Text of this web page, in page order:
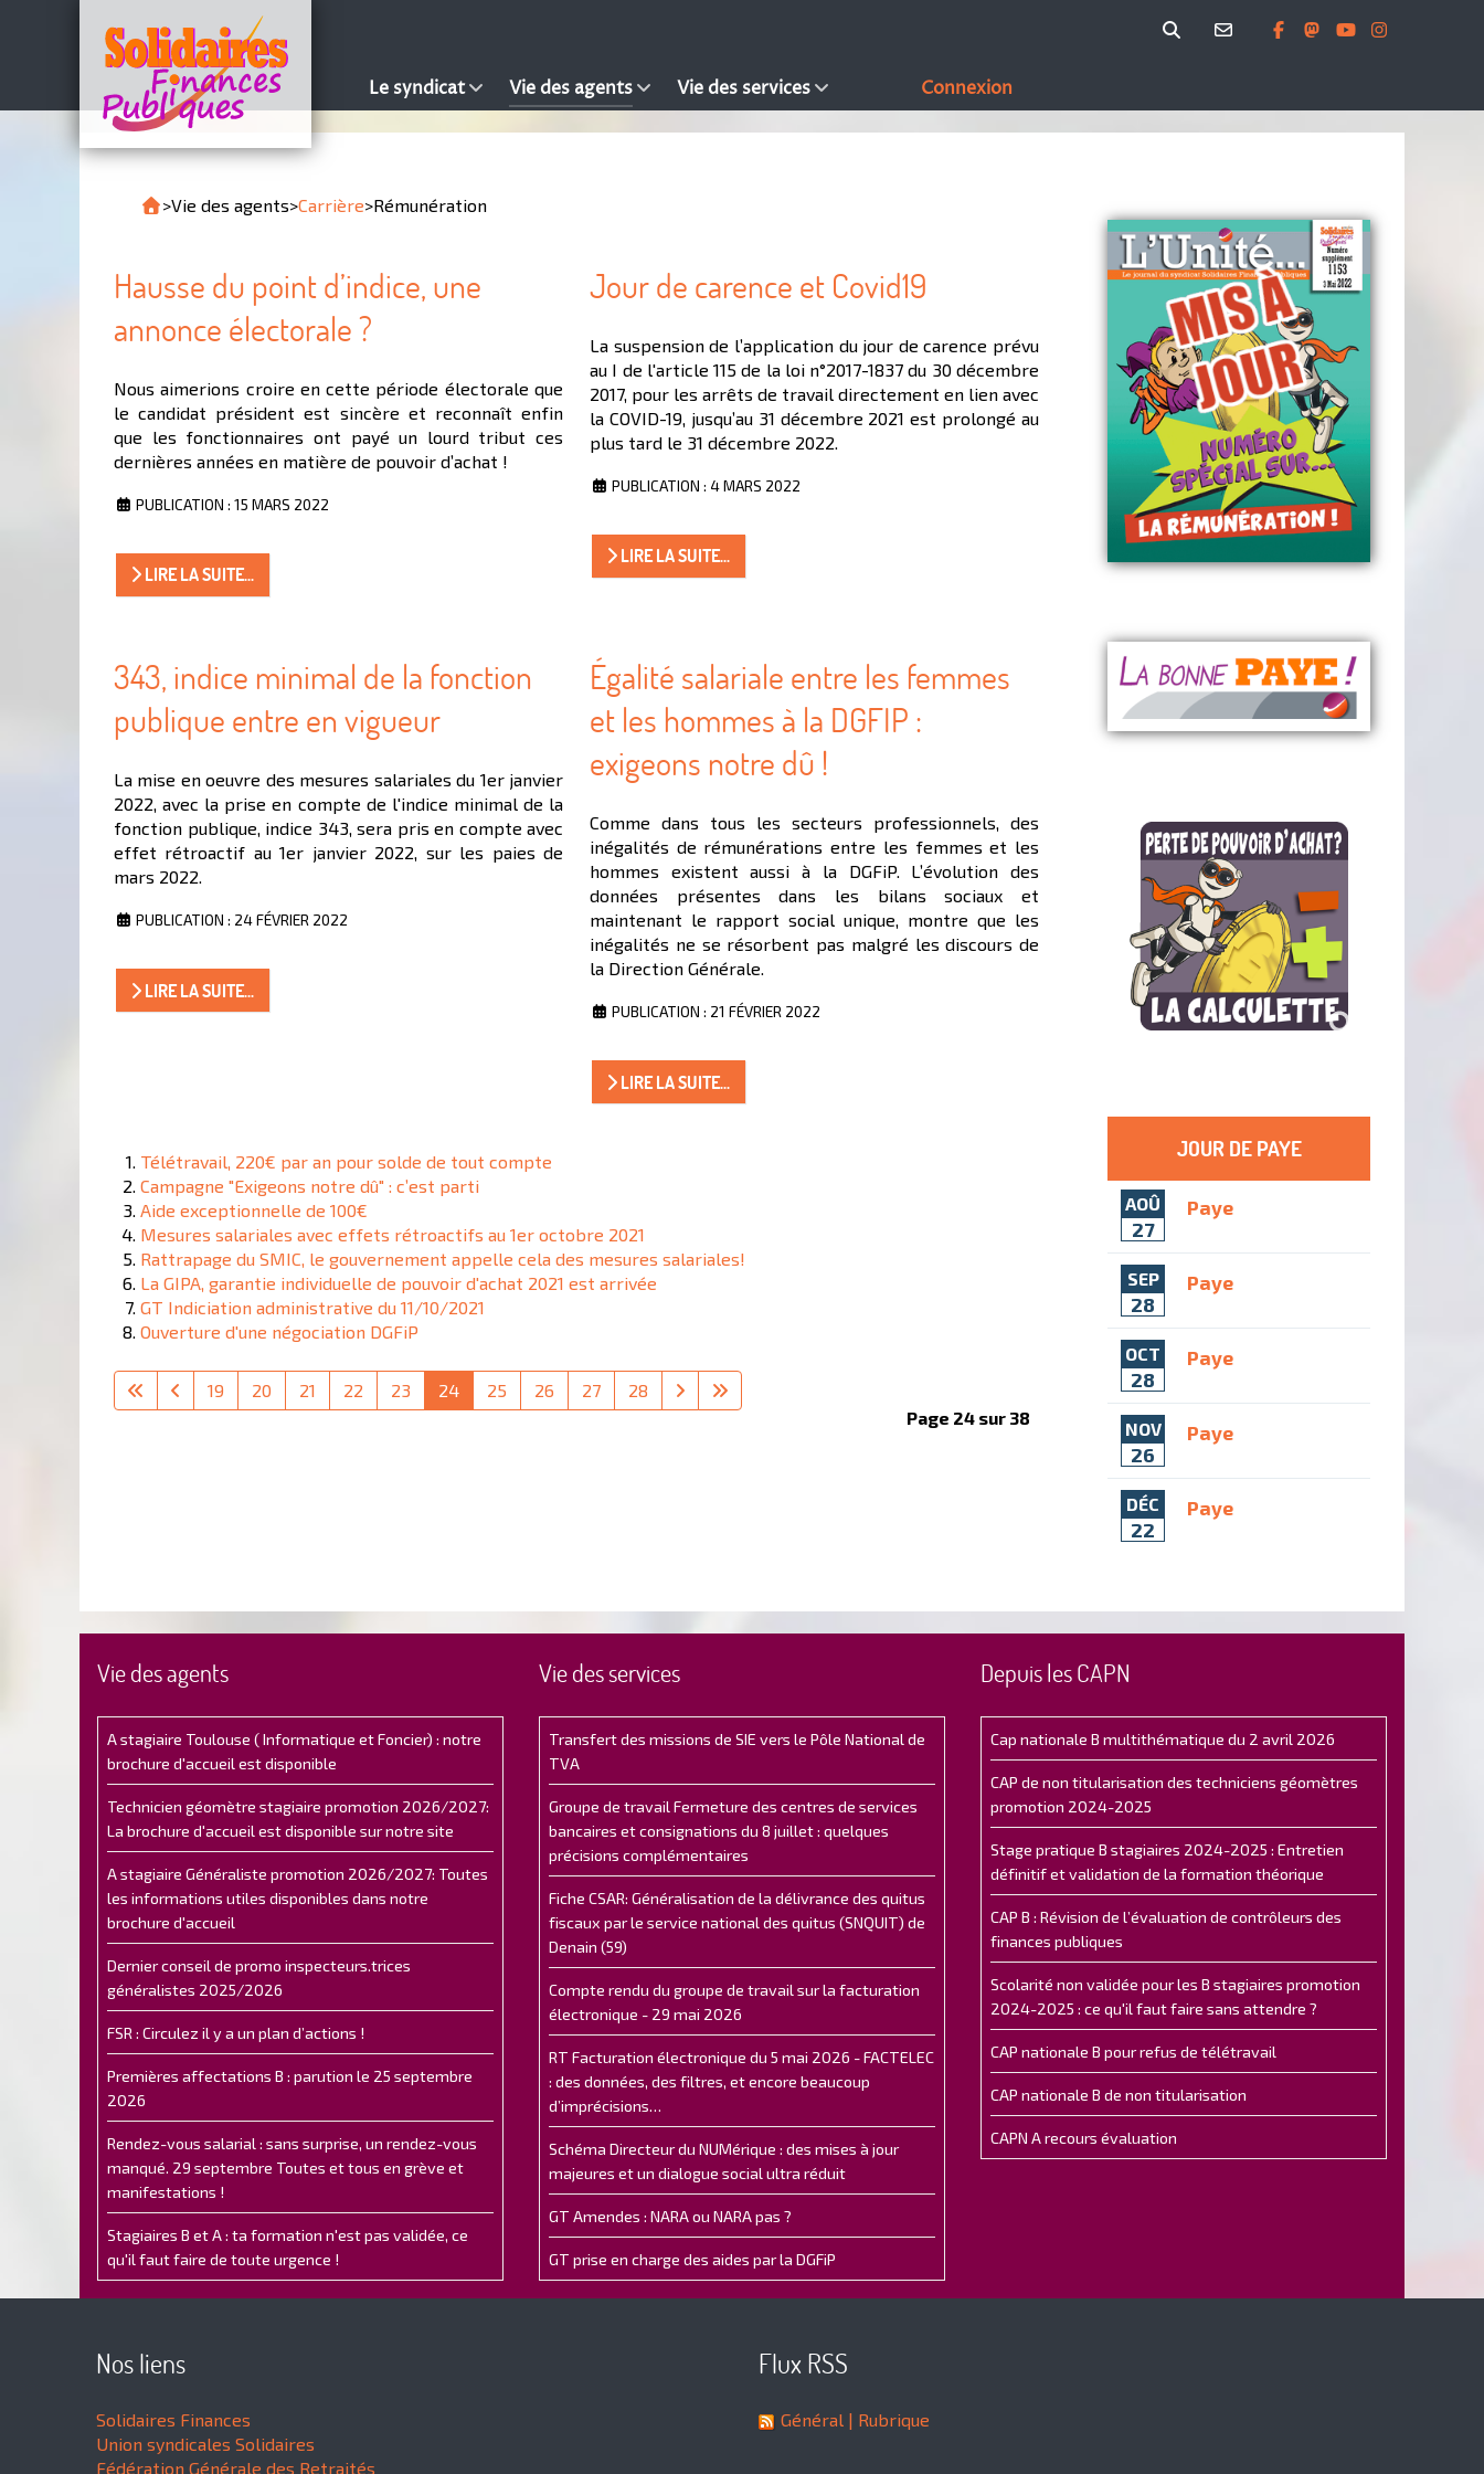
Le syndicat Vie des agents Vie des services Connexion
>Vie des agents>Carrière>Rémunération
Hausse du point d’indice, une
annonce électorale ?
Nous aimerions croire en cette période électorale que
le candidat président est sincère et reconnaît enfin
que les fonctionnaires ont payé un lourd tribut ces
dernières années en matière de pouvoir d’achat !
PUBLICATION : 15 MARS 2022
LIRE LA SUITE...
Jour de carence et Covid19
La suspension de l’application du jour de carence prévu
au I de l'article 115 de la loi n°2017-1837 du 30 décembre
2017, pour les arrêts de travail directement en lien avec
la COVID-19, jusqu’au 31 décembre 2021 est prolongé au
plus tard le 31 décembre 2022.
PUBLICATION : 4 MARS 2022
LIRE LA SUITE...
343, indice minimal de la fonction
publique entre en vigueur
La mise en oeuvre des mesures salariales du 1er janvier
2022, avec la prise en compte de l'indice minimal de la
fonction publique, indice 343, sera pris en compte avec
effet rétroactif au 1er janvier 2022, sur les paies de
mars 2022.
PUBLICATION : 24 FÉVRIER 2022
LIRE LA SUITE...
Égalité salariale entre les femmes
et les hommes à la DGFIP :
exigeons notre dû !
Comme dans tous les secteurs professionnels, des
inégalités de rémunérations entre les femmes et les
hommes existent aussi à la DGFiP. L’évolution des
données présentes dans les bilans sociaux et
maintenant le rapport social unique, montre que les
inégalités ne se résorbent pas malgré les discours de
la Direction Générale.
PUBLICATION : 21 FÉVRIER 2022
LIRE LA SUITE...
Télétravail, 220€ par an pour solde de tout compte
Campagne "Exigeons notre dû" : c’est parti
Aide exceptionnelle de 100€
Mesures salariales avec effets rétroactifs au 1er octobre 2021
Rattrapage du SMIC, le gouvernement appelle cela des mesures salariales!
La GIPA, garantie individuelle de pouvoir d'achat 2021 est arrivée
GT Indiciation administrative du 11/10/2021
Ouverture d'une négociation DGFiP
Page 24 sur 38
19 20 21 22 23 24 25 26 27 28
JOUR DE PAYE
AOÛ
27
Paye
SEP
28
Paye
OCT
28
Paye
NOV
26
Paye
DÉC
22
Paye
Vie des agents
A stagiaire Toulouse ( Informatique et Foncier) : notre
brochure d'accueil est disponible
Technicien géomètre stagiaire promotion 2026/2027:
La brochure d'accueil est disponible sur notre site
A stagiaire Généraliste promotion 2026/2027: Toutes
les informations utiles disponibles dans notre
brochure d'accueil
Dernier conseil de promo inspecteurs.trices
généralistes 2025/2026
FSR : Circulez il y a un plan d’actions !
Premières affectations B : parution le 25 septembre
2026
Rendez-vous salarial : sans surprise, un rendez-vous
manqué. 29 septembre Toutes et tous en grève et
manifestations !
Stagiaires B et A : ta formation n'est pas validée, ce
qu'il faut faire de toute urgence !
Vie des services
Transfert des missions de SIE vers le Pôle National de
TVA
Groupe de travail Fermeture des centres de services
bancaires et consignations du 8 juillet : quelques
précisions complémentaires
Fiche CSAR: Généralisation de la délivrance des quitus
fiscaux par le service national des quitus (SNQUIT) de
Denain (59)
Compte rendu du groupe de travail sur la facturation
électronique - 29 mai 2026
RT Facturation électronique du 5 mai 2026 - FACTELEC
: des données, des filtres, et encore beaucoup
d’imprécisions…
Schéma Directeur du NUMérique : des mises à jour
majeures et un dialogue social ultra réduit
GT Amendes : NARA ou NARA pas ?
GT prise en charge des aides par la DGFiP
Depuis les CAPN
Cap nationale B multithématique du 2 avril 2026
CAP de non titularisation des techniciens géomètres
promotion 2024-2025
Stage pratique B stagiaires 2024-2025 : Entretien
définitif et validation de la formation théorique
CAP B : Révision de l’évaluation de contrôleurs des
finances publiques
Scolarité non validée pour les B stagiaires promotion
2024-2025 : ce qu'il faut faire sans attendre ?
CAP nationale B pour refus de télétravail
CAP nationale B de non titularisation
CAPN A recours évaluation
Nos liens
Solidaires Finances
Union syndicales Solidaires
Fédération Générale des Retraités
Flux RSS
Général | Rubrique